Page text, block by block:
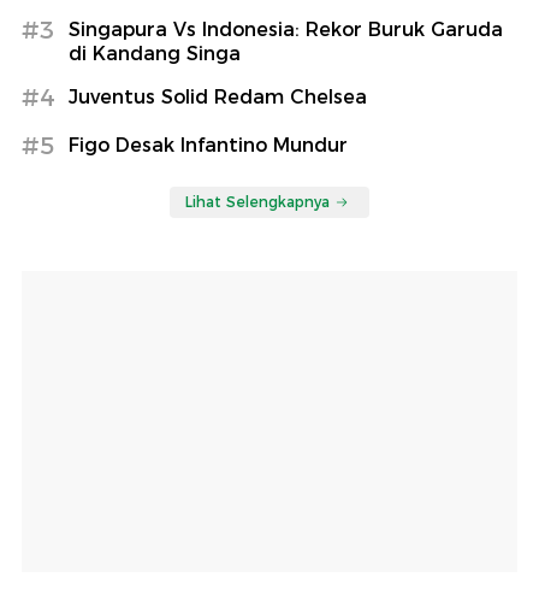
#3
Singapura Vs Indonesia: Rekor Buruk Garuda
di Kandang Singa
#4 Juventus Solid Redam Chelsea
#5 Figo Desak Infantino Mundur
Lihat Selengkapnya